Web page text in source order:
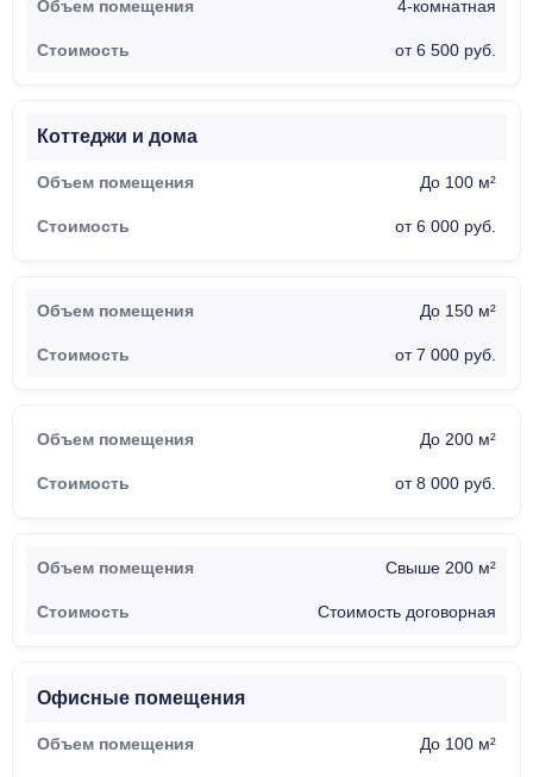
4-комнатная
от 6 500 руб.
Коттеджи и дома
До 100 м²
от 6 000 руб.
До 150 м²
от 7 000 руб.
До 200 м²
от 8 000 руб.
Свыше 200 м²
Стоимость договорная
Офисные помещения
До 100 м²